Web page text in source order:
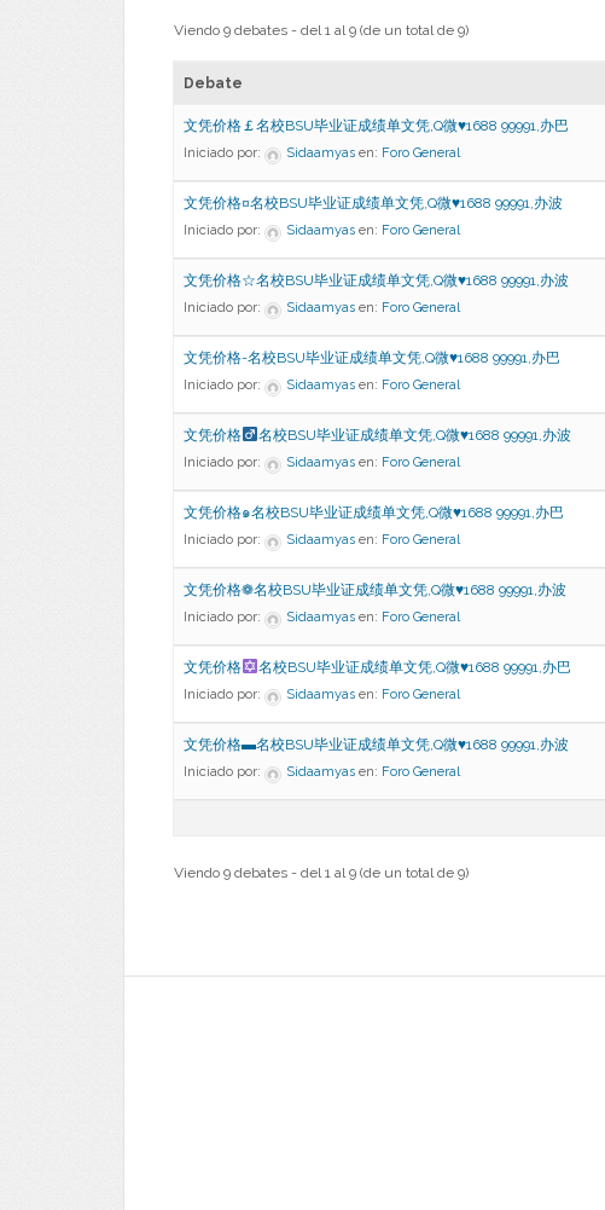
Viendo 9 debates - del 1 al 9 (de un total de 9)
Debate
文凭价格￡名校BSU毕业证成绩单文凭,Q微♥1688 99991,办巴
Iniciado por: Sidaamyas en: Foro General
文凭价格¤名校BSU毕业证成绩单文凭,Q微♥1688 99991,办波
Iniciado por: Sidaamyas en: Foro General
文凭价格☆名校BSU毕业证成绩单文凭,Q微♥1688 99991,办波
Iniciado por: Sidaamyas en: Foro General
文凭价格-名校BSU毕业证成绩单文凭,Q微♥1688 99991,办巴
Iniciado por: Sidaamyas en: Foro General
文凭价格 名校BSU毕业证成绩单文凭,Q微♥1688 99991,办波
Iniciado por: Sidaamyas en: Foro General
文凭价格๑名校BSU毕业证成绩单文凭,Q微♥1688 99991,办巴
Iniciado por: Sidaamyas en: Foro General
文凭价格❁名校BSU毕业证成绩单文凭,Q微♥1688 99991,办波
Iniciado por: Sidaamyas en: Foro General
文凭价格 名校BSU毕业证成绩单文凭,Q微♥1688 99991,办巴
Iniciado por: Sidaamyas en: Foro General
文凭价格▬名校BSU毕业证成绩单文凭,Q微♥1688 99991,办波
Iniciado por: Sidaamyas en: Foro General
Viendo 9 debates - del 1 al 9 (de un total de 9)